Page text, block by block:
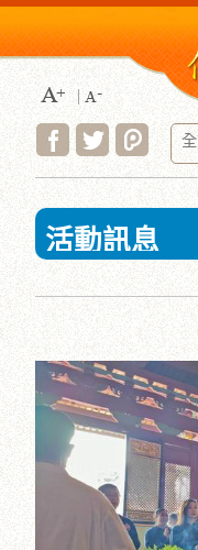
到
主
要
內
容
區
塊
:::